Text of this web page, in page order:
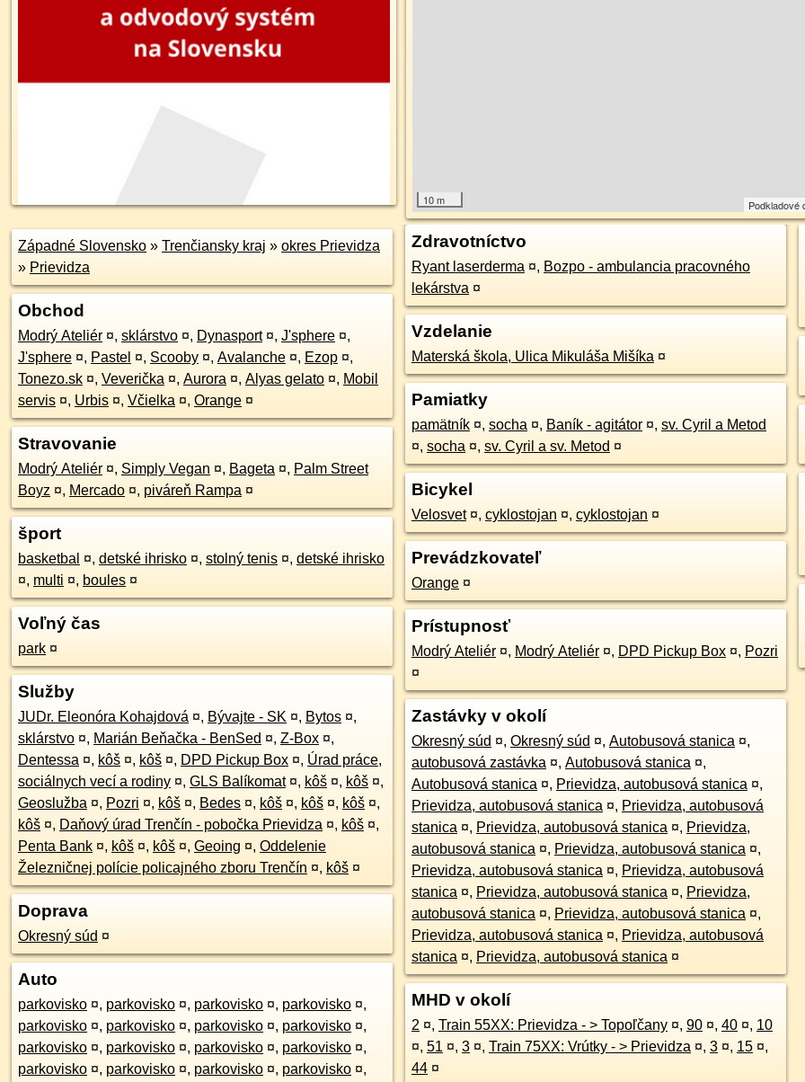
10 m
Západné Slovensko » Trenčiansky kraj » okres Prievidza
» Prievidza
Obchod
Modrý Ateliér ¤, sklárstvo ¤, Dynasport ¤, J'sphere ¤,
J'sphere ¤, Pastel ¤, Scooby ¤, Avalanche ¤, Ezop ¤,
Tonezo.sk ¤, Veverička ¤, Aurora ¤, Alyas gelato ¤, Mobil
servis ¤, Urbis ¤, Včielka ¤, Orange ¤
Stravovanie
Modrý Ateliér ¤, Simply Vegan ¤, Bageta ¤, Palm Street
Boyz ¤, Mercado ¤, piváreň Rampa ¤
šport
basketbal ¤, detské ihrisko ¤, stolný tenis ¤, detské ihrisko
¤, multi ¤, boules ¤
Voľný čas
park ¤
Služby
JUDr. Eleonóra Kohajdová ¤, Bývajte - SK ¤, Bytos ¤,
sklárstvo ¤, Marián Beňačka - BenSed ¤, Z-Box ¤,
Dentessa ¤, kôš ¤, kôš ¤, DPD Pickup Box ¤, Úrad práce,
sociálnych vecí a rodiny ¤, GLS Balíkomat ¤, kôš ¤, kôš ¤,
Geoslužba ¤, Pozri ¤, kôš ¤, Bedes ¤, kôš ¤, kôš ¤, kôš ¤,
kôš ¤, Daňový úrad Trenčín - pobočka Prievidza ¤, kôš ¤,
Penta Bank ¤, kôš ¤, kôš ¤, Geoing ¤, Oddelenie
Železničnej polície policajného zboru Trenčín ¤, kôš ¤
Doprava
Okresný súd ¤
Auto
parkovisko ¤, parkovisko ¤, parkovisko ¤, parkovisko ¤,
parkovisko ¤, parkovisko ¤, parkovisko ¤, parkovisko ¤,
parkovisko ¤, parkovisko ¤, parkovisko ¤, parkovisko ¤,
parkovisko ¤, parkovisko ¤, parkovisko ¤, parkovisko ¤,
Zdravotníctvo
Ryant laserderma ¤, Bozpo - ambulancia pracovného
lekárstva ¤
Vzdelanie
Materská škola, Ulica Mikuláša Mišíka ¤
Pamiatky
pamätník ¤, socha ¤, Baník - agitátor ¤, sv. Cyril a Metod
¤, socha ¤, sv. Cyril a sv. Metod ¤
Bicykel
Velosvet ¤, cyklostojan ¤, cyklostojan ¤
Prevádzkovateľ
Orange ¤
Prístupnosť
Modrý Ateliér ¤, Modrý Ateliér ¤, DPD Pickup Box ¤, Pozri
¤
Zastávky v okolí
Okresný súd ¤, Okresný súd ¤, Autobusová stanica ¤,
autobusová zastávka ¤, Autobusová stanica ¤,
Autobusová stanica ¤, Prievidza, autobusová stanica ¤,
Prievidza, autobusová stanica ¤, Prievidza, autobusová
stanica ¤, Prievidza, autobusová stanica ¤, Prievidza,
autobusová stanica ¤, Prievidza, autobusová stanica ¤,
Prievidza, autobusová stanica ¤, Prievidza, autobusová
stanica ¤, Prievidza, autobusová stanica ¤, Prievidza,
autobusová stanica ¤, Prievidza, autobusová stanica ¤,
Prievidza, autobusová stanica ¤, Prievidza, autobusová
stanica ¤, Prievidza, autobusová stanica ¤
MHD v okolí
2 ¤, Train 55XX: Prievidza - > Topoľčany ¤, 90 ¤, 40 ¤, 10
¤, 51 ¤, 3 ¤, Train 75XX: Vrútky - > Prievidza ¤, 3 ¤, 15 ¤,
44 ¤